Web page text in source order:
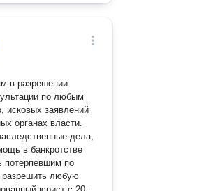
в разрешении
по любым
исковых заявлений
органах власти.
дела,
в банкротстве